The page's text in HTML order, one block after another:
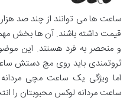
ساعت ها می توانند از چند صد
قیمت داشته باشند. آن ها بخش
و منحصر به فرد هستند. این
ثروتمندی باید روی مچ دستش
اما ویژگی یک ساعت مچی
ساعت مردانه لوکس محبوبتان را